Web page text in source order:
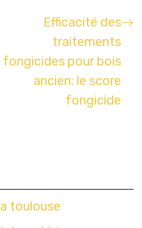
Efficacité des
traitements
fongicides pour bois
ancien: le score
fongicide
toulouse